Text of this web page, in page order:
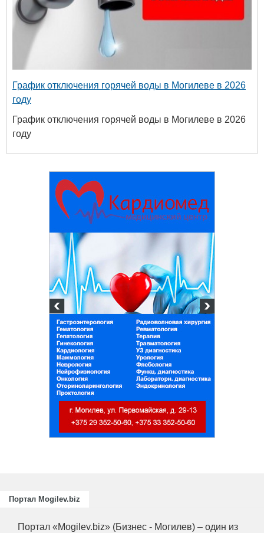
График отключения горячей воды в Могилеве в 2026
году
График отключения горячей воды в Могилеве в 2026
году
Портал Mogilev.biz
Портал «Mogilev.biz» (Бизнес - Могилев) – один из